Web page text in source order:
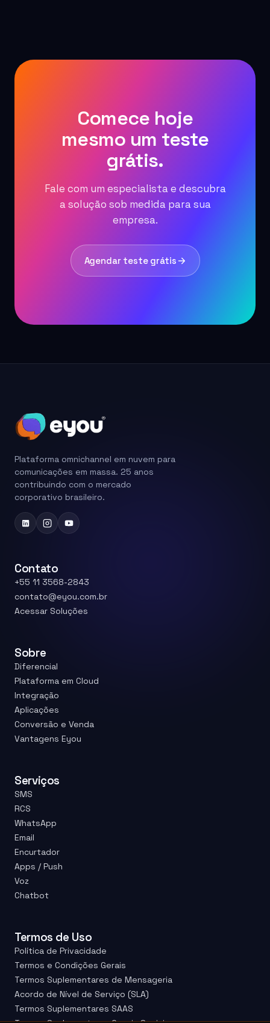
Comece hoje
mesmo um teste
grátis.
Fale com um especialista e descubra
a solução sob medida para sua
empresa.
Agendar teste grátis
Plataforma omnichannel em nuvem para
comunicações em massa. 25 anos
contribuindo com o mercado
corporativo brasileiro.
Contato
+55 11 3568-2843
contato@eyou.com.br
Acessar Soluções
Sobre
Diferencial
Plataforma em Cloud
Integração
Aplicações
Conversão e Venda
Vantagens Eyou
Serviços
SMS
RCS
WhatsApp
Email
Encurtador
Apps / Push
Voz
Chatbot
Termos de Uso
Política de Privacidade
Termos e Condições Gerais
Termos Suplementares de Mensageria
Acordo de Nível de Serviço (SLA)
Termos Suplementares SAAS